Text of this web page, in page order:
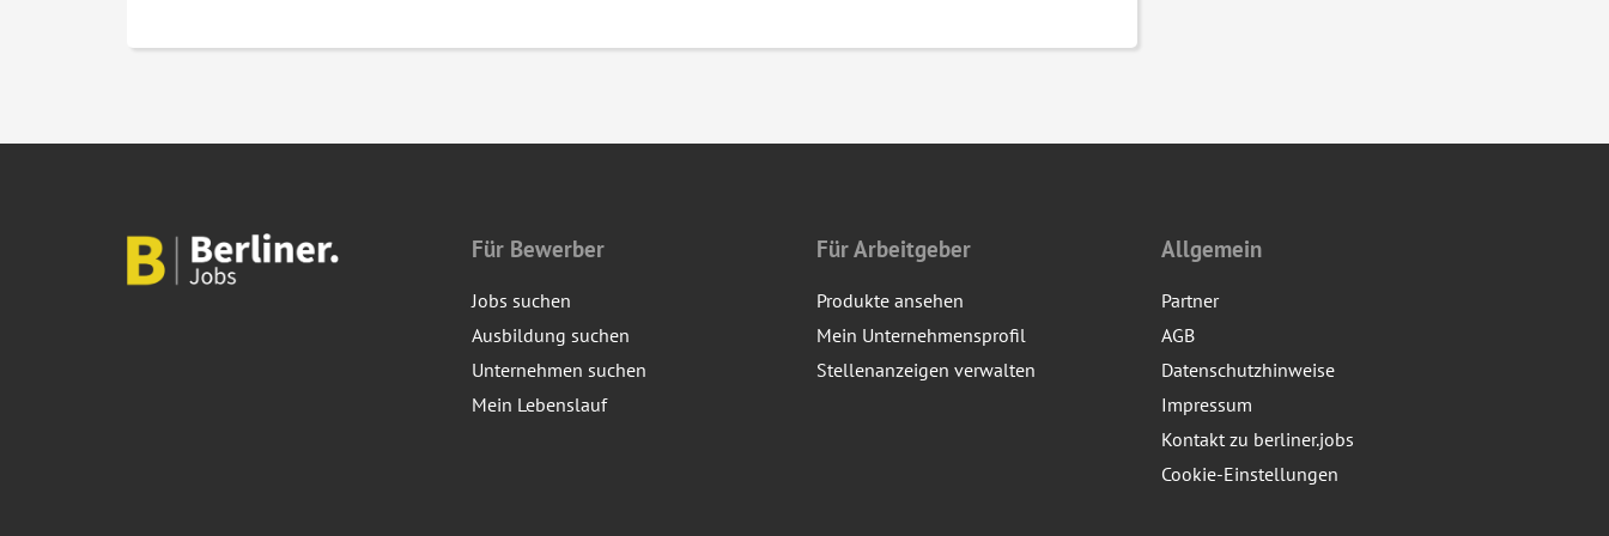
Für Bewerber
Jobs suchen
Ausbildung suchen
Unternehmen suchen
Mein Lebenslauf
Für Arbeitgeber
Produkte ansehen
Mein Unternehmensprofil
Stellenanzeigen verwalten
Allgemein
Partner
AGB
Datenschutzhinweise
Impressum
Kontakt zu berliner.jobs
Cookie-Einstellungen